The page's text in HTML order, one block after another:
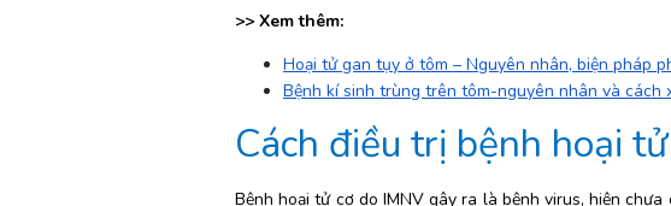
>> Xem thêm:
Hoại tử gan tụy ở tôm – Nguyên nhân, biện pháp
Bệnh kí sinh trùng trên tôm-nguyên nhân và cách
Cách điều trị bệnh hoại
Bệnh hoại tử cơ do IMNV gây ra là bệnh virus, hiện